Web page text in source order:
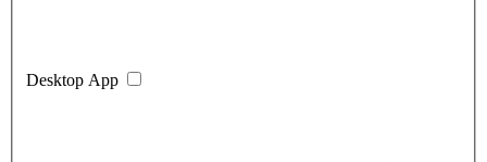
Desktop App